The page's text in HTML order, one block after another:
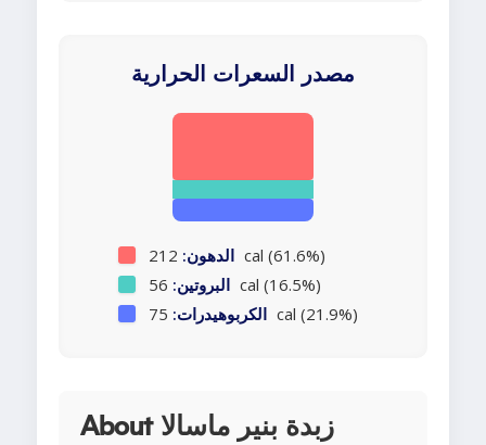
مصدر السعرات الحرارية
الدهون: 212 cal (61.6%)
البروتين: 56 cal (16.5%)
الكربوهيدرات: 75 cal (21.9%)
About زبدة بنير ماسالا